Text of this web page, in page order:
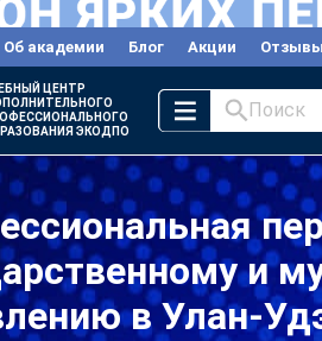
Об академии Блог Акции Отзывы
ЦЕНТР
ЭКОДПО
Поиск
и
в Улан-